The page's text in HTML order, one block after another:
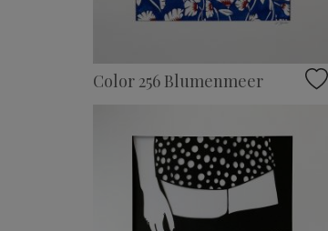
Color 256 Blumenmeer